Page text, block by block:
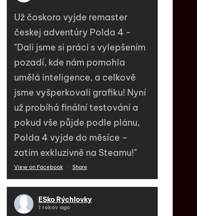
Už čoskoro vyjde remaster
českej adventúry Polda 4 -
"Dali jsme si práci s vylepšením
pozadí, kde nám pomohla
umělá inteligence, a celkově
jsme vyšperkovali grafiku! Nyní
už probíhá finální testování a
pokud vše půjde podle plánu,
Polda 4 vyjde do měsíce –
zatím exkluzivně na Steamu!"
View on Facebook · Share
ESko Rýchlovky
1 rokov ago